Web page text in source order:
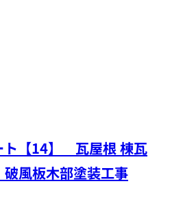
ト【14】 瓦屋根 棟瓦
風板木部塗装工事